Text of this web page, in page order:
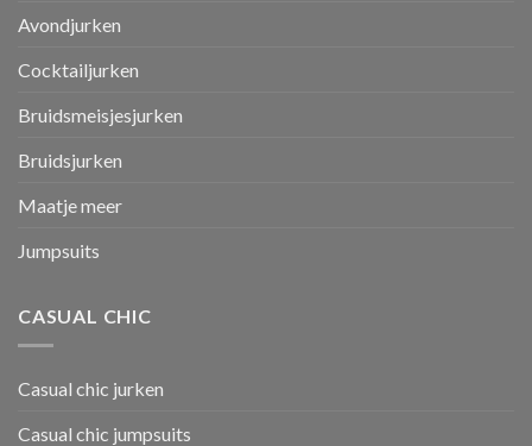
Avondjurken
Cocktailjurken
Bruidsmeisjesjurken
Bruidsjurken
Maatje meer
Jumpsuits
CASUAL CHIC
Casual chic jurken
Casual chic jumpsuits